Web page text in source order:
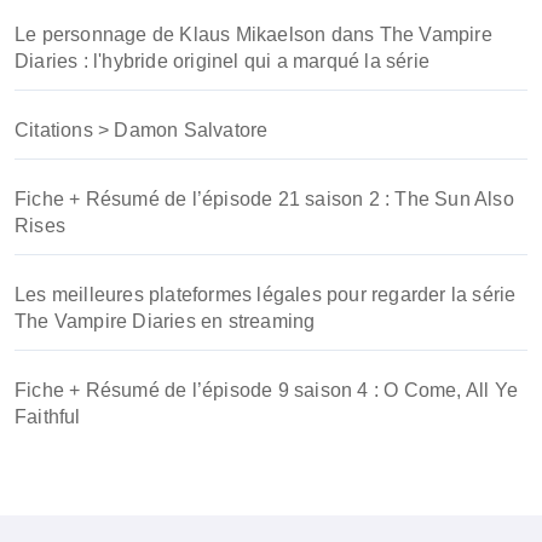
Le personnage de Klaus Mikaelson dans The Vampire
Diaries : l'hybride originel qui a marqué la série
Citations > Damon Salvatore
Fiche + Résumé de l’épisode 21 saison 2 : The Sun Also
Rises
Les meilleures plateformes légales pour regarder la série
The Vampire Diaries en streaming
Fiche + Résumé de l’épisode 9 saison 4 : O Come, All Ye
Faithful